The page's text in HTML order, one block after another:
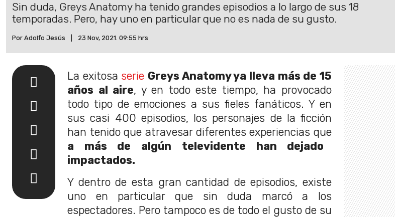
Sin duda, Greys Anatomy ha tenido grandes episodios a lo largo de sus 18
temporadas. Pero, hay uno en particular que no es nada de su gusto.
Por Adolfo Jesús 23 Nov, 2021. 09:55 hrs
La exitosa serie Greys Anatomy ya lleva más de 15
años al aire, y en todo este tiempo, ha provocado
todo tipo de emociones a sus fieles fanáticos. Y en
sus casi 400 episodios, los personajes de la ficción
han tenido que atravesar diferentes experiencias que
a más de algún televidente han dejado
impactados.
Y dentro de esta gran cantidad de episodios, existe
uno en particular que sin duda marcó a los
espectadores. Pero tampoco es de todo el gusto de su